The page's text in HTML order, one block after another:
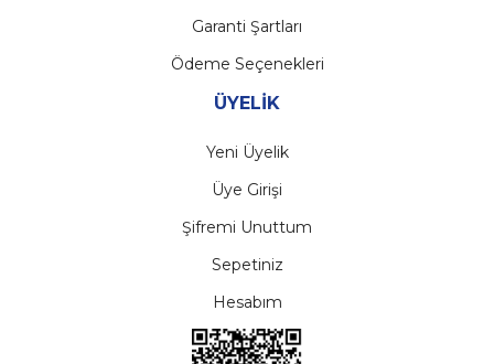
Garanti Şartları
Ödeme Seçenekleri
ÜYELİK
Yeni Üyelik
Üye Girişi
Şifremi Unuttum
Sepetiniz
Hesabım